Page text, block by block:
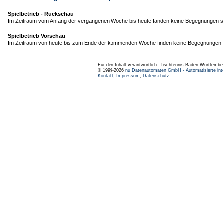
Spielbetrieb - Rückschau
Im Zeitraum vom Anfang der vergangenen Woche bis heute fanden keine Begegnungen
Spielbetrieb Vorschau
Im Zeitraum von heute bis zum Ende der kommenden Woche finden keine Begegnungen
Für den Inhalt verantwortlich: Tischtennis Baden-
© 1999-2026 nu Datenautomaten GmbH - Automatisierte
Kontakt, Impressum, Datenschutz